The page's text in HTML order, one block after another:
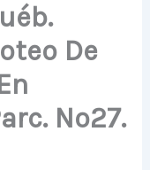
De
Nº27.